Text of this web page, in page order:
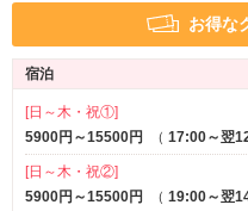
3名以上利用可
サービス
ルームサービス
お得な
宿泊
[日～木・祝①]
5900円～15500円
（ 17:00～翌
[日～木・祝②]
5900円～15500円
（ 19:00～翌